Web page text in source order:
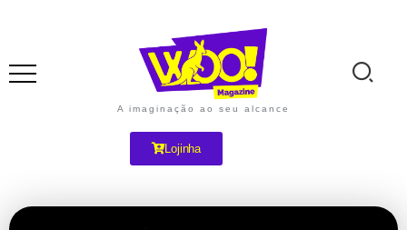
A imaginação ao seu alcance
Lojinha